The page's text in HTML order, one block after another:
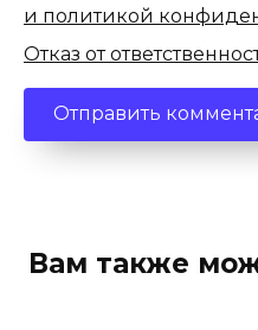
и политикой
Отказ от
Вам также